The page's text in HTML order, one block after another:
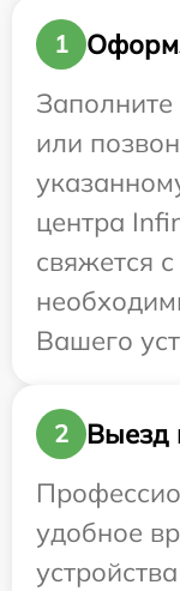
1
или
центра
свяжется
Вашего
2
Выезд
удобное